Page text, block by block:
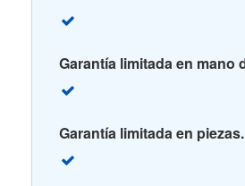
Garantía limitada en mano
Garantía limitada en piezas.